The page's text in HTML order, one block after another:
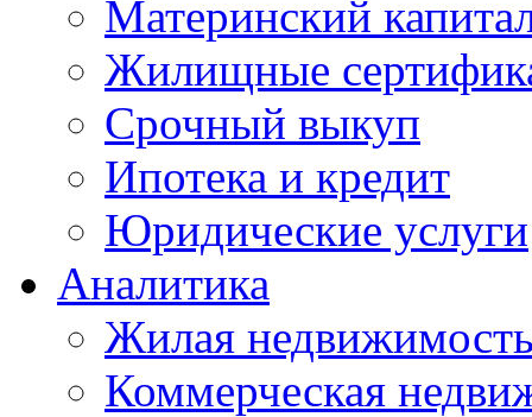
Материнский
Жилищные
Срочный выкуп
Ипотека и кредит
Юридические услуги
Аналитика
Жилая
Коммерческая